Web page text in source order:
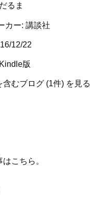
るま
カー: 講談社
12/22
Kindle版
含むブログ (1件) を見る
こちら。